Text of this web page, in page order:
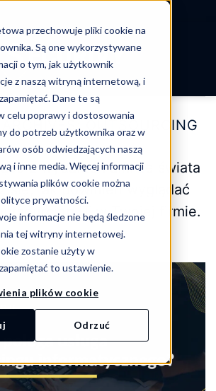
przechowuje pliki cookie na
Są one wykorzystywane
o tym, jak użytkownik
z naszą witryną internetową, i
Dane te są
celu poprawy i dostosowania
do potrzeb użytkownika oraz w
osób odwiedzających naszą
i inne media. Więcej informacji
plików cookie można
prywatności.
informacje nie będą śledzone
tej witryny internetowej.
zostanie użyty w
to ustawienie.
plików cookie
Odrzuć
ARCHIVES:
OUTSOURCING
IT
z wydarzeniami ze świata
się, jak powinien wyglądać
IT w Twojej firmie.